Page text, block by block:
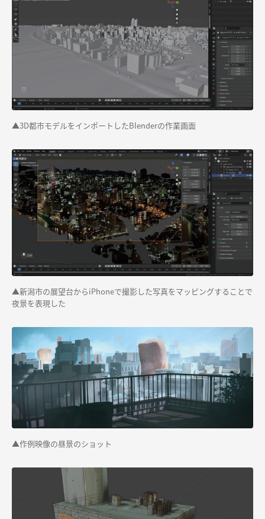
▲3D都市モデルをインポートしたBlenderの作業画面
▲新潟市の展望台からiPhoneで撮影した写真をマッピングすることで
夜景を表現した
▲作例映像の昼景のショット